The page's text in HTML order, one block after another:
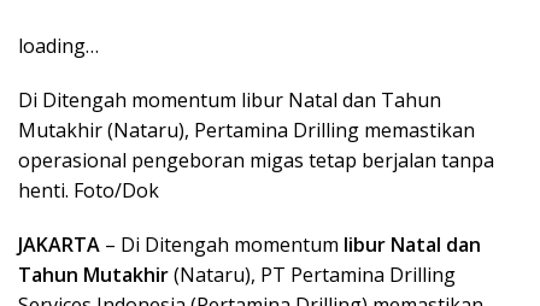
loading…
Di Ditengah momentum libur Natal dan Tahun
Mutakhir (Nataru), Pertamina Drilling memastikan
operasional pengeboran migas tetap berjalan tanpa
henti. Foto/Dok
JAKARTA – Di Ditengah momentum libur Natal dan
Tahun Mutakhir(Nataru), PT Pertamina Drilling